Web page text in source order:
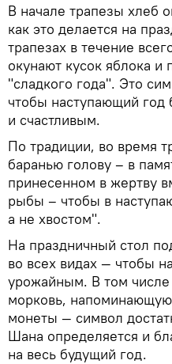
В начале трапезы хлеб
как это делается на
трапезах в течение
окунают кусок яблока и
"сладкого года". Это
чтобы наступающий год
и счастливым.
По традиции, во время
баранью голову – в
принесенном в жертву
рыбы – чтобы в
а не хвостом".
На праздничный стол
во всех видах — чтобы
урожайным. В том
морковь,
монеты — символ
Шана определяется и
на весь будущий год.